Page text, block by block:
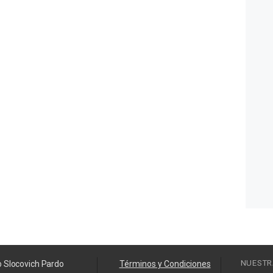
Slocovich Pardo Términos y Condiciones